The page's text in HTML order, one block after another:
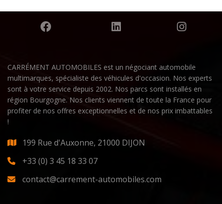
CARRÉMENT AUTOMOBILES est un négociant automobile
multimarques, spécialiste des véhicules d'occasion. Nos experts
sont à votre service depuis 2002. Nos parcs sont installés en
région Bourgogne. Nos clients viennent de toute la France pour
profiter de nos offres exceptionnelles et de nos prix imbattables
!
199 Rue d'Auxonne, 21000 DIJON
+33 (0) 3 45 18 33 07
contact@carrement-automobiles.com